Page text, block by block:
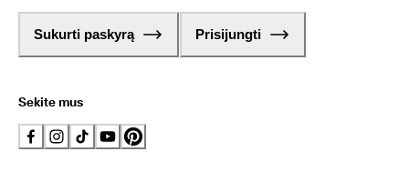
Sukurti paskyrą Prisijungti
Sekite mus